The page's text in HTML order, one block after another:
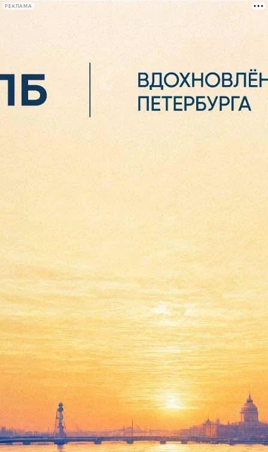
РЕКЛАМА
Сегодня: